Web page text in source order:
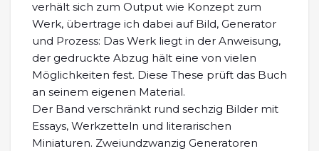
verhält sich zum Output wie Konzept zum
Werk, übertrage ich dabei auf Bild, Generator
und Prozess: Das Werk liegt in der Anweisung,
der gedruckte Abzug hält eine von vielen
Möglichkeiten fest. Diese These prüft das Buch
an seinem eigenen Material.
Der Band verschränkt rund sechzig Bilder mit
Essays, Werkzetteln und literarischen
Miniaturen. Zweiundzwanzig Generatoren